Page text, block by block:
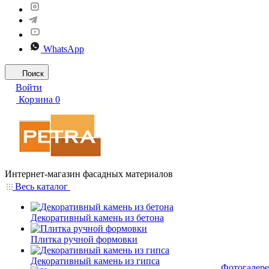
WhatsApp
Поиск
Войти
Корзина 0
Интернет-магазин фасадных материалов
Весь каталог
Декоративный камень из бетона
Плитка ручной формовки
Декоративный камень из гипса